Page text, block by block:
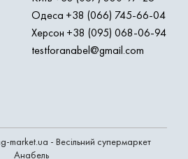
Одеса +38 (066) 745-66-04
Херсон +38 (095) 068-06-94
testforanabel@gmail.com
- Весільний супермаркет
Анабель